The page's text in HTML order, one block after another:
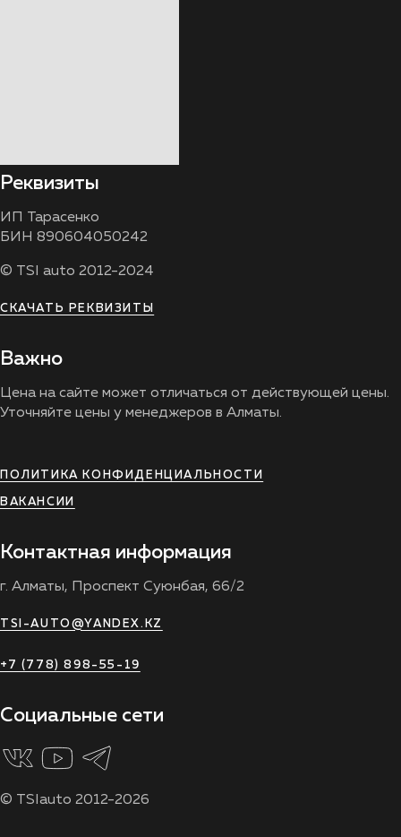
Реквизиты
ИП Тарасенко
БИН 890604050242
© TSI auto 2012-2024
СКАЧАТЬ РЕКВИЗИТЫ
Важно
Цена на сайте может отличаться от действующей цены.
Уточняйте цены у менеджеров в Алматы.
ПОЛИТИКА КОНФИДЕНЦИАЛЬНОСТИ
ВАКАНСИИ
Контактная информация
г. Алматы, Проспект Суюнбая, 66/2
TSI-AUTO@YANDEX.KZ
+7 (778) 898-55-19
Социальные сети
© TSIauto 2012-2026